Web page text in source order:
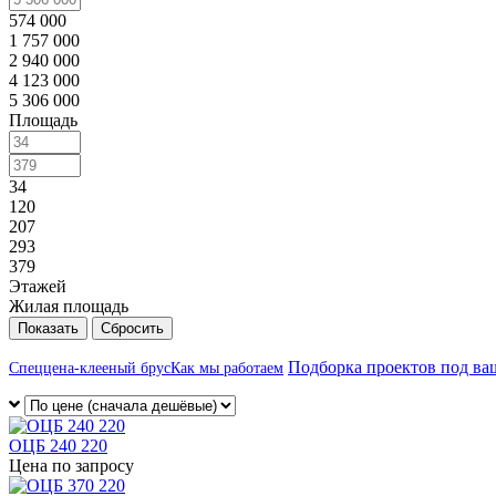
574 000
1 757 000
2 940 000
4 123 000
5 306 000
Площадь
34
120
207
293
379
Этажей
Жилая площадь
Сбросить
Спеццена-клееный брусКак мы работаем Подборка проектов под
ОЦБ 240 220
Цена по запросу